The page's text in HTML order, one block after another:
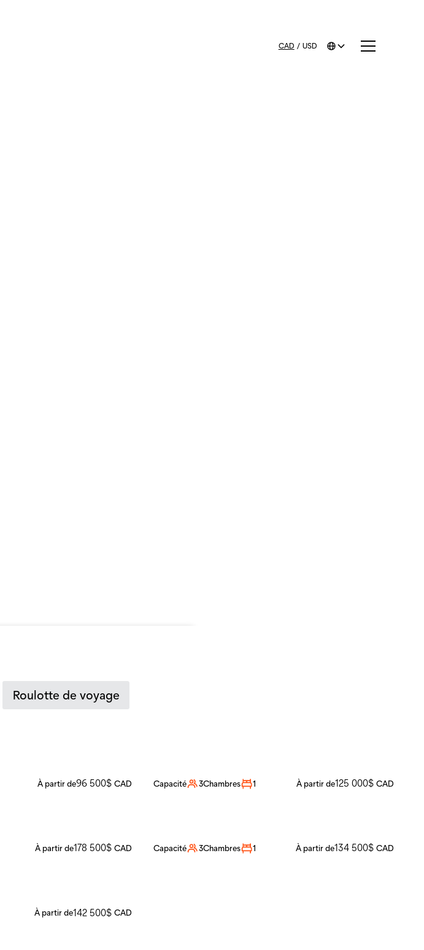
CAD / USD
3Chambres 1 Type
Roulotte de voyage
À partir de96 500$ CAD Nomad 28
Capacité 3Chambres 1 À partir de125 000$ CAD
À partir de178 500$ CAD Nomad 5th wheel
Capacité 3Chambres 1 À partir de134 500$ CAD
À partir de142 500$ CAD